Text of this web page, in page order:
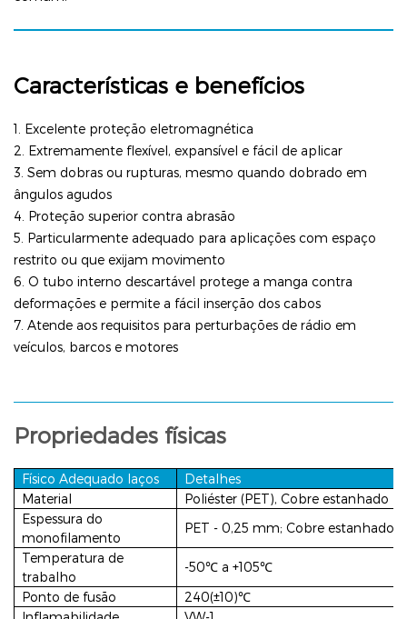
Características e benefícios
1. Excelente proteção eletromagnética
2. Extremamente flexível, expansível e fácil de aplicar
3. Sem dobras ou rupturas, mesmo quando dobrado em
ângulos agudos
4. Proteção superior contra abrasão
5. Particularmente adequado para aplicações com espaço
restrito ou que exijam movimento
6. O tubo interno descartável protege a manga contra
deformações e permite a fácil inserção dos cabos
7. Atende aos requisitos para perturbações de rádio em
veículos, barcos e motores
Propriedades físicas
Físico Adequado laços
Detalhes
Material
Poliéster (PET), Cobre estanhado
Espessura do
monofilamento
PET - 0,25 mm; Cobre estanhado -
Temperatura de
trabalho
-50℃ a +105℃
Ponto de fusão
240(±10)℃